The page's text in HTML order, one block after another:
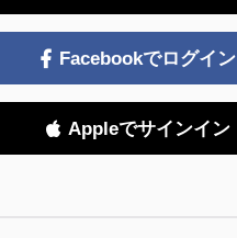
Facebookでログイン
Appleでサインイン